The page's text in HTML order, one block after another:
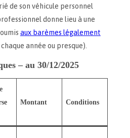
de son véhicule personnel
donne lieu à une
aux barèmes légalement
année ou presque).
– au 30/12/2025
Montant Conditions